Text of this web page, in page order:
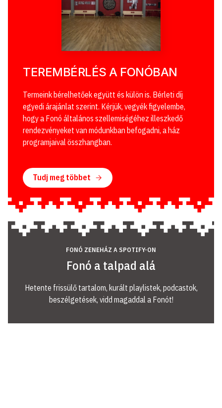
TEREMBÉRLÉS A FONÓBAN
Termeink bérelhetőek együtt és külön is. Bérleti díj
egyedi árajánlat szerint. Kérjük, vegyék figyelembe,
hogy a Fonó általános szellemiségéhez illeszkedő
rendezvényeket van módunkban befogadni, a ház
programjaival összhangban.
Tudj meg többet
FONÓ ZENEHÁZ A SPOTIFY-ON
Fonó a talpad alá
Hetente frissülő tartalom, kurált playlistek, podcastok,
beszélgetések, vidd magaddal a Fonót!